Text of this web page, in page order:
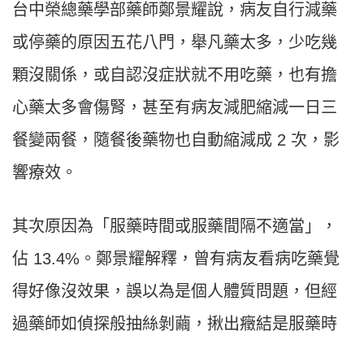
台中榮總藥學部藥師鄭景耀說，病友自行減藥
或停藥的原因五花八門，舉凡藥太多，少吃幾
顆沒關係，或自認沒症狀就不用吃藥，也有擔
心藥太多會傷腎，甚至有病友減肥縮減一日三
餐變兩餐，隨餐後藥物也自動縮減成 2 次，影
響療效。
其次原因為「服藥時間或服藥間隔不適當」，
佔 13.4%。鄭景耀解釋，曾有病友看病吃藥覺
得好像沒效果，誤以為是個人體質問題，但經
過藥師如偵探般抽絲剝繭，揪出癥結是服藥時